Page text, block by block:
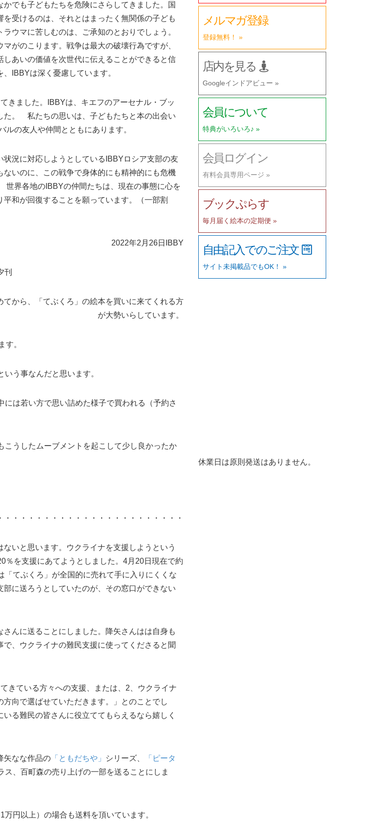
でも子どもたちを危険にさらしてきました。国
受けるのは、それとはまったく無関係の子ども
ウマに苦しむのは、ご承知のとおりでしょう。
がのこります。戦争は最大の破壊行為ですが、
あいの価値を次世代に伝えることができると信
IBBYは深く憂慮しています。
きました。IBBYは、キエフのアーセナル・ブッ
た。 私たちの思いは、子どもたちと本の出会い
の友人や仲間とともにあります。
況に対応しようとしているIBBYロシア支部の友
いのに、この戦争で身体的にも精神的にも危機
界各地のIBBYの仲間たちは、現在の事態に心を
和が回復することを願っています。（一部割
2022年2月26日IBBY
刊
てから、「てぶくろ」の絵本を買いに来てくれる方
が大勢いらしています。
す。
う事なんだと思います。
には若い方で思い詰めた様子で買われる（予約さ
こうしたムーブメントを起こして少し良かったか
・・・・・・・・・・・・・・・・・・・・・・
いと思います。
ウクライナを支援しようという
％を支援にあてようとしました。4月20日現在で約
てぶくろ」が全国的に売れて手に入りにくくな
に送ろうとしていたのが、その窓口ができない
んに送ることにしました。降矢さんはは自身も
、ウクライナの難民支援に使ってくださると聞
きている方々への支援、または、2、ウクライナ
向で選ばせていただきます。」とのことでし
る難民の皆さんに役立ててもらえるなら嬉しく
矢なな作品の 「ともだちや」 シリーズ、
「ピータ
ス、百町森の売り上げの一部を送ることにしま
円以上）の場合も送料を頂いています。
メルマガ登録
登録無料！ »
店内を見る
Googleインドアビュー »
会員について
特典がいろいろ♪ »
会員ログイン
有料会員専用ページ »
ブックぷらす
毎月届く絵本の定期便 »
自由記入でのご注文
サイト未掲載品でもOK！ »
休業日は原則発送はありません。